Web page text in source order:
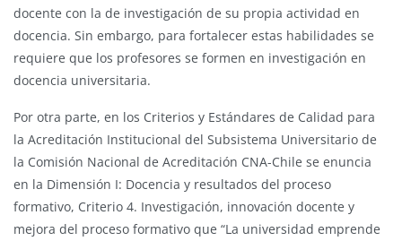
docente con la de investigación de su propia actividad en
docencia. Sin embargo, para fortalecer estas habilidades se
requiere que los profesores se formen en investigación en
docencia universitaria.
Por otra parte, en los Criterios y Estándares de Calidad para
la Acreditación Institucional del Subsistema Universitario de
la Comisión Nacional de Acreditación CNA-Chile se enuncia
en la Dimensión I: Docencia y resultados del proceso
formativo, Criterio 4. Investigación, innovación docente y
mejora del proceso formativo que “La universidad emprende